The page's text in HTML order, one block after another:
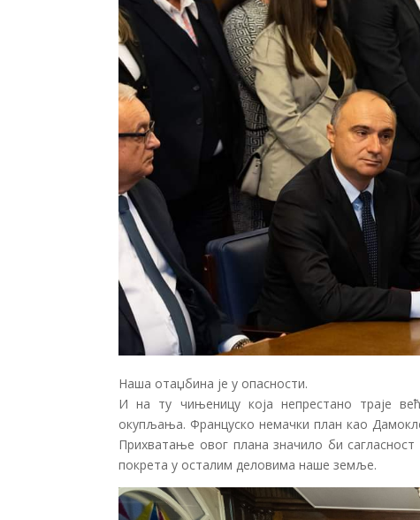
Наша отаџбина је у опасности.
И на ту чињеницу која непрестано траје
окупљања. Француско немачки план као
Прихватање овог плана значило би
покрета у осталим деловима наше земље.